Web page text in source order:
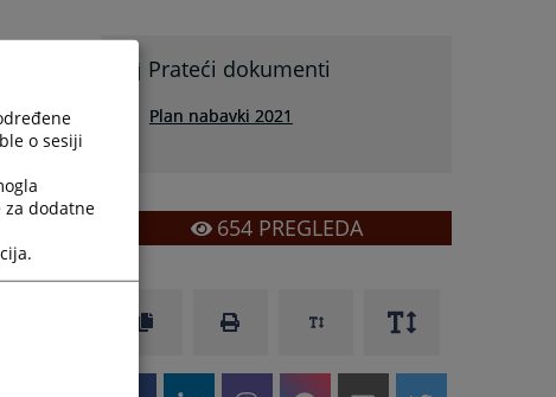
Prateći dokumenti
Plan nabavki 2021
654PREGLEDA
o sesiji
dodatne